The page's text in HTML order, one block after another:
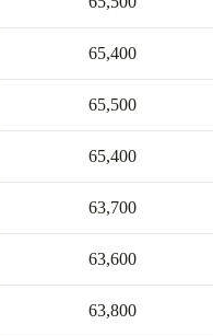
65,400
65,500
65,400
63,700
63,600
63,800